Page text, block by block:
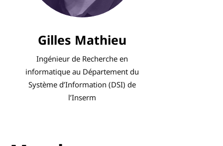
Gilles Mathieu
Ingénieur de Recherche en
informatique au Département du
Système d’Information (DSI) de
l’Inserm